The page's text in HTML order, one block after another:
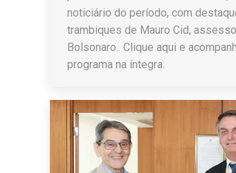
noticiário do período, com
trambiques de Mauro Cid,
Bolsonaro.. Clique aqui e
programa na íntegra.